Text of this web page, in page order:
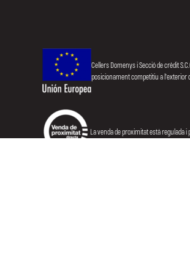
Cellers Domenys i Secció de crèdit
posicionament competitiu a l'exterior
La venda de proximitat està regulada